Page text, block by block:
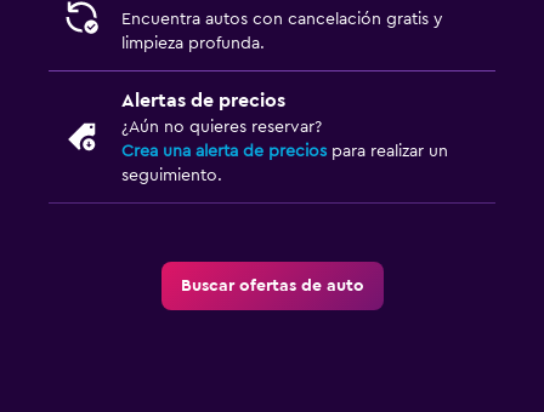
Encuentra autos con cancelación gratis y
limpieza profunda.
Alertas de precios
¿Aún no quieres reservar?
Crea una alerta de precios para realizar un
seguimiento.
Buscar ofertas de auto